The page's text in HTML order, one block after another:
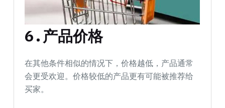
6.产品价格
在其他条件相似的情况下，价格越低，产品通常
会更受欢迎。价格较低的产品更有可能被推荐给
买家。